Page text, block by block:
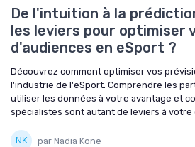
De l'intuition à la
les leviers pour optimiser
d'audiences en eSport ?
Découvrez comment optimiser vos
l'industrie de l'eSport. Comprendre les
utiliser les données à votre avantage et
spécialistes sont autant de leviers à votre
par Nadia Kone